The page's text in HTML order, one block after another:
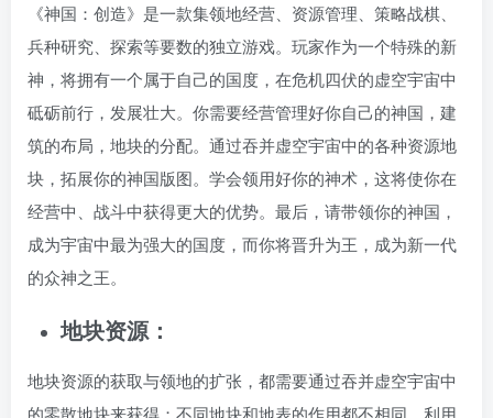
《神国：创造》是一款集领地经营、资源管理、策略战棋、
兵种研究、探索等要数的独立游戏。玩家作为一个特殊的新
神，将拥有一个属于自己的国度，在危机四伏的虚空宇宙中
砥砺前行，发展壮大。你需要经营管理好你自己的神国，建
筑的布局，地块的分配。通过吞并虚空宇宙中的各种资源地
块，拓展你的神国版图。学会领用好你的神术，这将使你在
经营中、战斗中获得更大的优势。最后，请带领你的神国，
成为宇宙中最为强大的国度，而你将晋升为王，成为新一代
的众神之王。
地块资源：
地块资源的获取与领地的扩张，都需要通过吞并虚空宇宙中
的零散地块来获得；不同地块和地表的作用都不相同，利用